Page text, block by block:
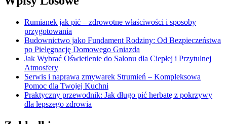
Rumianek jak pić – zdrowotne właściwości i sposoby
przygotowania
Budownictwo jako Fundament Rodziny: Od Bezpieczeństwa
po Pielęgnację Domowego Gniazda
Jak Wybrać Oświetlenie do Salonu dla Ciepłej i Przytulnej
Atmosfery
Serwis i naprawa zmywarek Strumień – Kompleksowa
Pomoc dla Twojej Kuchni
Praktyczny przewodnik: Jak długo pić herbatę z pokrzywy
dla lepszego zdrowia